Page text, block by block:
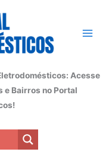
Acesse
e Bairros no Portal